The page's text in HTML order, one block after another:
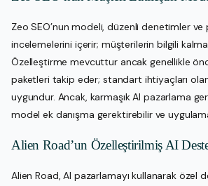
Zeo SEO’nun modeli, düzenli denetimler
incelemelerini içerir; müşterilerin bilgili
Özelleştirme mevcuttur ancak genellikle
paketleri takip eder; standart ihtiyaçları
uygundur. Ancak, karmaşık AI pazarlama
model ek danışma gerektirebilir ve
Alien Road’un Özelleştirilmiş AI
Alien Road, AI pazarlamayı kullanarak özel